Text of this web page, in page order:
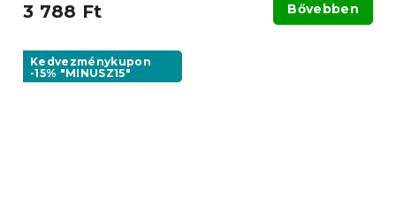
3 788 Ft Bővebben
Kedvezménykupon
-15% "MINUSZ15"